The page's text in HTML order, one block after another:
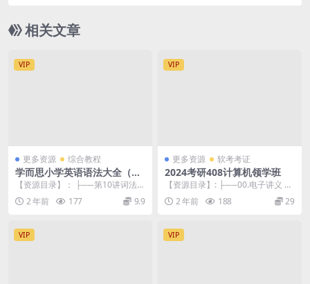
相关文章
VIP
更多资源 综合教程
学而思小学英语语法大全（小
高年级必学）30讲全
【资源目录】： ├──第10讲词法宝
典库（一）：名词(下） | ├──
(1...2 年前 177 9.9
VIP
更多资源 软考考证
2024考研408计算机领学班
【资源目录】: ├──00.电子讲义 |
├──24王道09-23年真题+解析 ...
2 年前 188 29
VIP VIP